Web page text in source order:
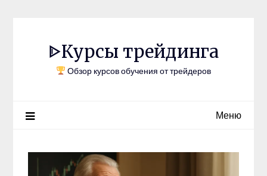
ᐈКурсы трейдинга
Обзор курсов обучения от трейдеров
Меню